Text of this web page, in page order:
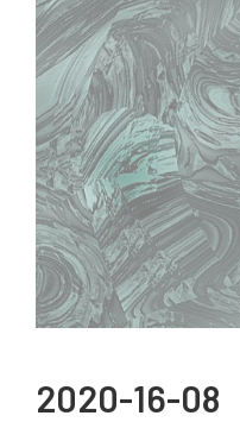
2020-16-08